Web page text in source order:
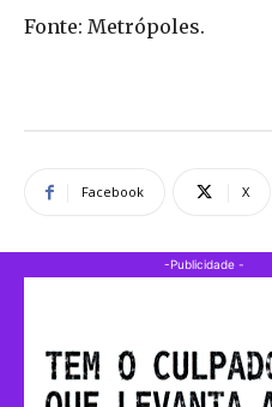
Fonte: Metrópoles.
Facebook X
-Publicidade -